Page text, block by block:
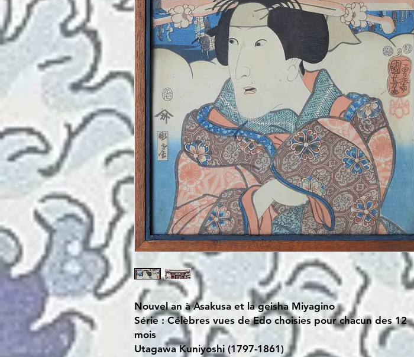
Nouvel an à Asakusa et la geisha Miyagino
Série : Célèbres vues de Edo choisies pour chacun des 12
mois
Utagawa Kuniyoshi (1797-1861)